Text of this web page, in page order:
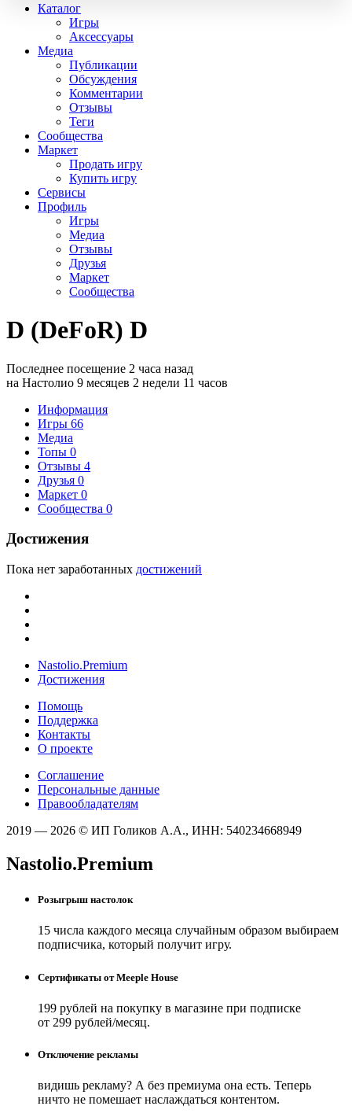
Каталог
Игры
Аксессуары
Медиа
Публикации
Обсуждения
Комментарии
Отзывы
Теги
Сообщества
Маркет
Продать игру
Купить игру
Сервисы
Профиль
Игры
Медиа
Отзывы
Друзья
Маркет
Сообщества
D (DeFoR) D
Последнее посещение 2 часа назад
на Настолио 9 месяцев 2 недели 11 часов
Информация
Игры 66
Медиа
Топы 0
Отзывы 4
Друзья 0
Маркет 0
Сообщества 0
Достижения
Пока нет заработанных достижений
Nastolio.Premium
Достижения
Помощь
Поддержка
Контакты
О проекте
Соглашение
Персональные данные
Правообладателям
2019 — 2026 © ИП Голиков А.А., ИНН: 540234668949
Nastolio.Premium
Розыгрыш настолок
15 числа каждого месяца случайным образом выбираем
подписчика, который получит игру.
Сертификаты от Meeple House
199 рублей на покупку в магазине при подписке
от 299 рублей/месяц.
Отключение рекламы
видишь рекламу? А без премиума она есть. Теперь
ничто не помешает наслаждаться контентом.